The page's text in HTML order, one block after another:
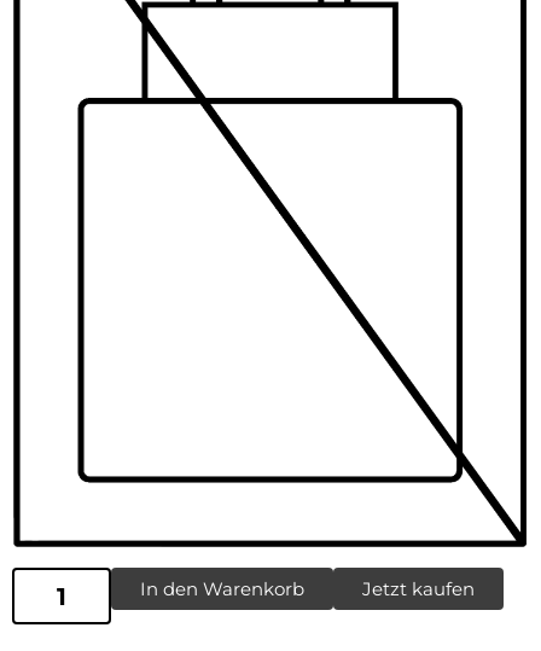
In den Warenkorb Jetzt kaufen